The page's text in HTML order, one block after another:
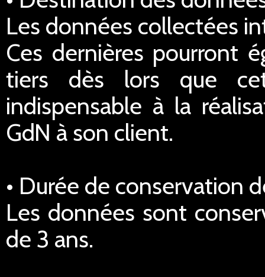
Les données collectées
Ces dernières pourront
tiers dès lors que
indispensable à la
GdN à son client.
• Durée de conservation
Les données sont
de 3 ans.